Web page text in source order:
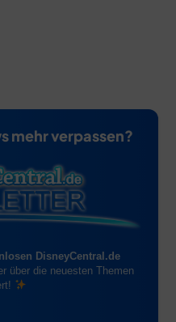
mehr verpassen?
DisneyCentral.de
über die neuesten Themen